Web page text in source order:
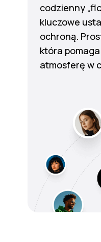
codzienny
kluczowe
ochroną.
która
atmosferę w